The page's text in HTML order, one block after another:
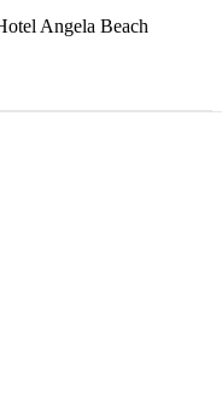
Angela Beach